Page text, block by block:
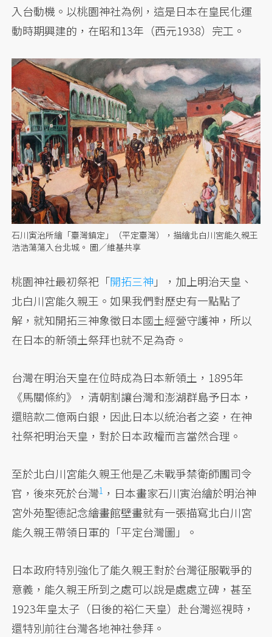
入台動機。以桃園神社為例，這是日本在皇民化運
動時期興建的，在昭和13年（西元1938）完工。
石川寅治所繪「臺灣鎮定」（平定臺灣），描繪北白川宮能久親王
浩浩蕩蕩入台北城。 圖／維基共享
桃園神社最初祭祀「開拓三神 」，加上明治天皇、
北白川宮能久親王。如果我們對歷史有一點點了
解，就知開拓三神象徵日本國土經營守護神，所以
在日本的新領土祭拜也就不足為奇。
台灣在明治天皇在位時成為日本新領土，1895年
《馬關條約》，清朝割讓台灣和澎湖群島予日本，
還賠款二億兩白銀，因此日本以統治者之姿，在神
社祭祀明治天皇，對於日本政權而言當然合理。
至於北白川宮能久親王他是乙未戰爭禁衛師團司令
官，後來死於台灣1 ，日本畫家石川寅治繪於明治神
宮外苑聖德記念繪畫館壁畫就有一張描寫北白川宮
能久親王帶領日軍的「平定台灣圖」。
日本政府特別強化了能久親王對於台灣征服戰爭的
意義，能久親王所到之處可以說是處處立碑，甚至
1923年皇太子（日後的裕仁天皇）赴台灣巡視時，
還特別前往台灣各地神社參拜。